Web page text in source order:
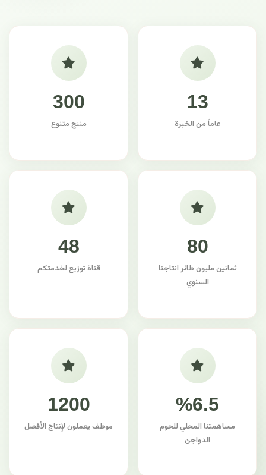
13
عاماً من الخبرة
300
منتج متنوع
80
ثمانين مليون طائر انتاجنا
السنوي
48
قناة توزيع لخدمتكم
%6.5
مساهمتنا المحلي للحوم
الدواجن
1200
موظف يعملون لإنتاج الأفضل